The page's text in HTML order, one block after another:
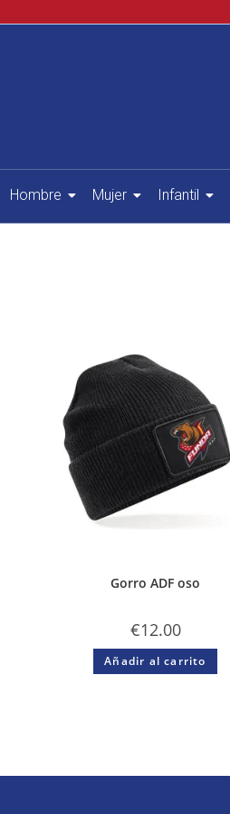
Hombre Mujer Infantil
Gorro ADF oso
€12.00
Añadir al carrito